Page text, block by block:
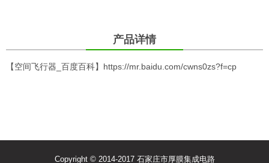
产品详情
【空间飞行器_百度百科】 https://mr.baidu.com/cwns0zs?f=cp
Copyright © 2014-2017 石家庄市厚膜集成电路